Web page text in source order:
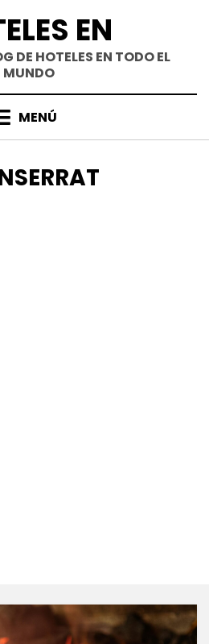
EN
DE HOTELES EN TODO EL
MUNDO
MENÚ